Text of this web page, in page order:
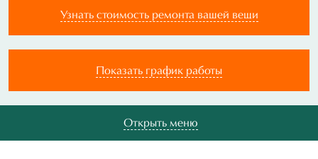
Узнать стоимость ремонта вашей вещи
Показать график работы
Открыть меню